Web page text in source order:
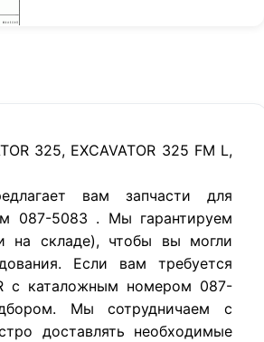
325, EXCAVATOR 325 FM L,
вам запчасти для
087-5083 . Мы гарантируем
на складе), чтобы вы могли
Если вам требуется
с каталожным номером 087-
Мы сотрудничаем с
доставлять необходимые